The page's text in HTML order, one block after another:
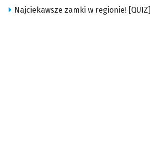
Najciekawsze zamki w regionie! [QUIZ]